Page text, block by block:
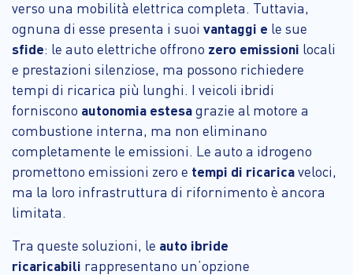
verso una mobilità elettrica completa. Tuttavia,
ognuna di esse presenta i suoi vantaggi e le sue
sfide: le auto elettriche offrono zero emissioni locali
e prestazioni silenziose, ma possono richiedere
tempi di ricarica più lunghi. I veicoli ibridi
forniscono autonomia estesagrazie al motore a
combustione interna, ma non eliminano
completamente le emissioni. Le auto a idrogeno
promettono emissioni zero e tempi di ricaricaveloci,
ma la loro infrastruttura di rifornimento è ancora
limitata.
Tra queste soluzioni, le auto ibride
ricaricabili rappresentano un’opzione